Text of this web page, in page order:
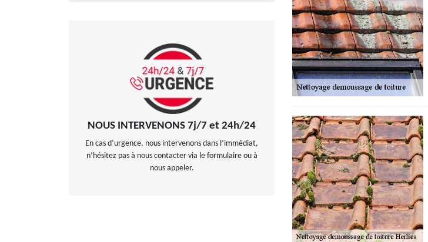
NOUS INTERVENONS 7j/7 et 24h/24
En cas d’urgence, nous intervenons dans l’immédiat,
n’hésitez pas à nous contacter via le formulaire ou à
nous appeler.